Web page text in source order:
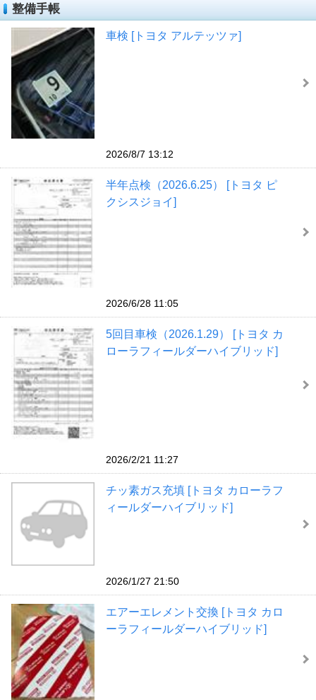
整備手帳
車検 [トヨタ アルテッツァ]
2026/8/7 13:12
半年点検（2026.6.25） [トヨタ ピ
クシスジョイ]
2026/6/28 11:05
5回目車検（2026.1.29） [トヨタ カ
ローラフィールダーハイブリッド]
2026/2/21 11:27
チッ素ガス充填 [トヨタ カローラフ
ィールダーハイブリッド]
2026/1/27 21:50
エアーエレメント交換 [トヨタ カロ
ーラフィールダーハイブリッド]